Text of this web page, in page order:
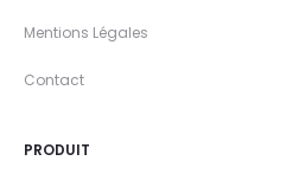
Mentions Légales
Contact
PRODUIT